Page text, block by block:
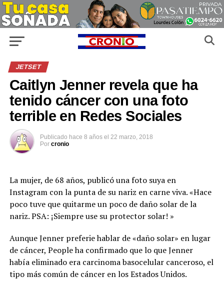
JETSET
Caitlyn Jenner revela que ha
tenido cáncer con una foto
terrible en Redes Sociales
Publicado hace 8 años el 22 marzo, 2018
Por cronio
La mujer, de 68 años, publicó una foto suya en
Instagram con la punta de su nariz en carne viva. «Hace
poco tuve que quitarme un poco de daño solar de la
nariz. PSA: ¡Siempre use su protector solar! »
Aunque Jenner preferie hablar de «daño solar» en lugar
de cáncer, People ha confirmado que lo que Jenner
había eliminado era carcinoma basocelular canceroso, el
tipo más común de cáncer en los Estados Unidos.